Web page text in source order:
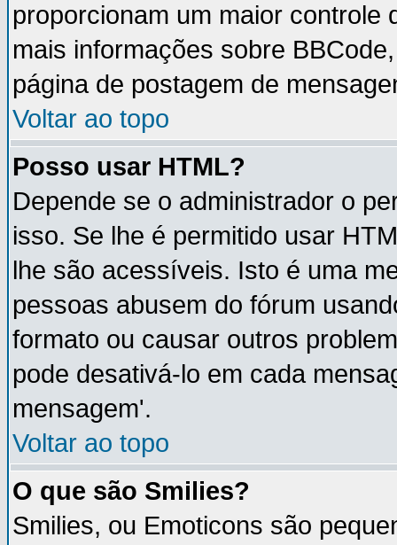
proporcionam um maior controle
mais informações sobre
página de postagem de
Voltar ao topo
Posso usar HTML?
Depende se o administrador o
isso. Se lhe é permitido usar
lhe são acessíveis. Isto é uma
pessoas abusem do fórum
formato ou causar outros
pode desativá-lo em cada
mensagem'.
Voltar ao topo
O que são Smilies?
Smilies, ou Emoticons são